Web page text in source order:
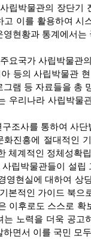
립박물관의 장단기
고 이를 활용하여 시
영현황과 통계에서
요국가 사립박물관
등의 사립박물관
그램 등 자료들을 총
우리나라 사립박물
조사를 통하여 사
화진흥에 절대적인
체계적인 정체성확
립박물관들이 설립
영현실에 대하여 상
본적인 가이드 북으
이후로도 스스로 확
는 노력을 더욱 공고
하면서 이를 국민 모